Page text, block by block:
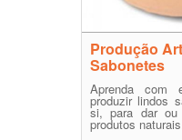
Produção
Sabonetes
Aprenda com
produzir lindos
si, para dar ou
produtos